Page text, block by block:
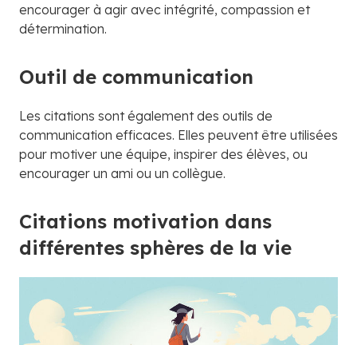
encourager à agir avec intégrité, compassion et
détermination.
Outil de communication
Les citations sont également des outils de
communication efficaces. Elles peuvent être utilisées
pour motiver une équipe, inspirer des élèves, ou
encourager un ami ou un collègue.
Citations motivation dans
différentes sphères de la vie